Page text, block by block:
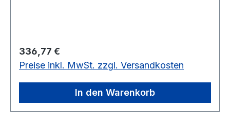
Produktblatt-Blütenmodell-Kirschblüte3-teiliges
Modell, 3-fache Vergrößerung
Regulärer Preis:
336,77 €
Preise inkl. MwSt. zzgl. Versandkosten
In den Warenkorb